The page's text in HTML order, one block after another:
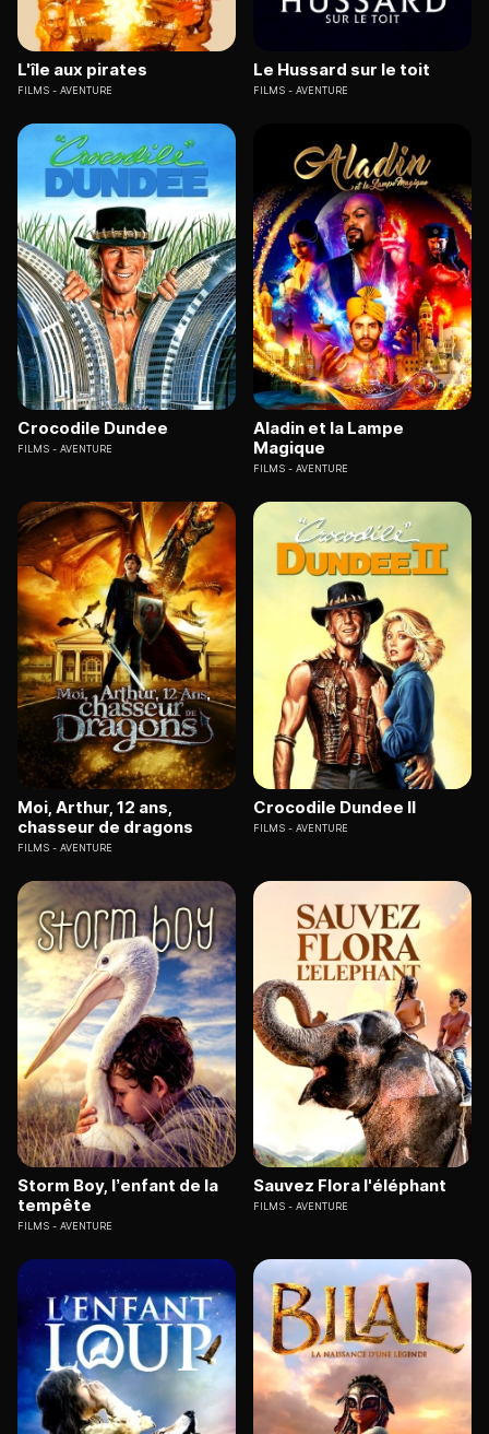
L'île aux pirates
FILMS AVENTURE
Le Hussard sur le toit
FILMS AVENTURE
Crocodile Dundee
FILMS AVENTURE
Aladin et la Lampe
Magique
FILMS AVENTURE
Moi, Arthur, 12 ans,
chasseur de dragons
FILMS AVENTURE
Crocodile Dundee II
FILMS AVENTURE
Storm Boy, l’enfant de la
tempête
FILMS AVENTURE
Sauvez Flora l'éléphant
FILMS AVENTURE